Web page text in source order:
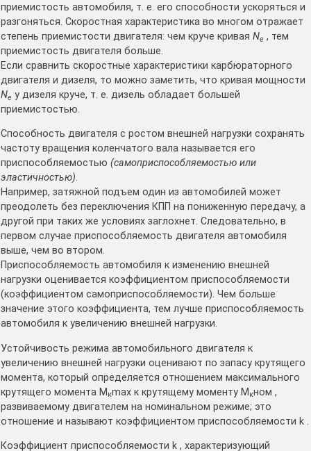
приемистость автомобиля, т. е. его способности ускоряться и
разгоняться. Скоростная характеристика во многом отражает
степень приемистости двигателя: чем круче кривая Nе , тем
приемистость двигателя больше.
Если сравнить скоростные характеристики карбюраторного
двигателя и дизеля, то можно заметить, что кривая мощности
Nе у дизеля круче, т. е. дизель обладает большей
приемистостью.
Способность двигателя с ростом внешней нагрузки сохранять
частоту вращения коленчатого вала называется его
приспособляемостью (самоприспособляемостью или
эластичностью).
Например, затяжной подъем один из автомобилей может
преодолеть без переключения КПП на пониженную передачу, а
другой при таких же условиях заглохнет. Следовательно, в
первом случае приспособляемость двигателя автомобиля
выше, чем во втором.
Приспособляемость автомобиля к изменению внешней
нагрузки оценивается коэффициентом приспособляемости
(коэффициентом самоприспособляемости). Чем больше
значение этого коэффициента, тем лучше приспособляемость
автомобиля к увеличению внешней нагрузки.
Устойчивость режима автомобильного двигателя к
увеличению внешней нагрузки оценивают по запасу крутящего
момента, который определяется отношением максимального
крутящего момента М кmax к крутящему моменту М кном ,
развиваемому двигателем на номинальном режиме; это
отношение и называют коэффициентом приспособляемости k .
Коэффициент приспособляемости k , характеризующий